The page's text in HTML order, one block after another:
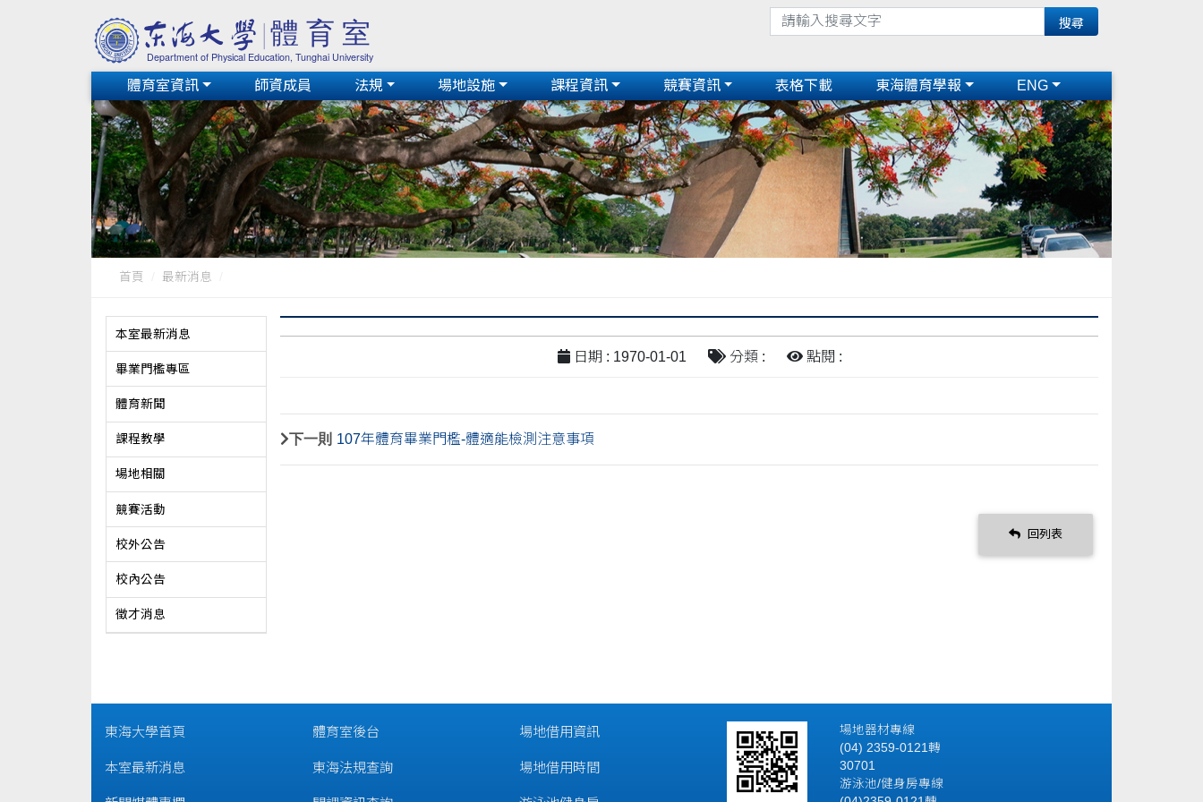
體育室資訊 師資成員 法規 場地設施 課程資訊 競賽資訊 表格下載 東海體育學報 ENG
首頁 最新消息
本室最新消息
畢業門檻專區
體育新聞
課程教學
場地相關
競賽活動
校外公告
校內公告
徵才消息
日期 : 1970-01-01 分類 : 點閱 :
下一則 107年體育畢業門檻-體適能檢測注意事項
回列表
東海大學首頁
本室最新消息
體育室後台
東海法規查詢
場地借用資訊
場地借用時間
場地器材專線
(04) 2359-0121轉
30701
游泳池/健身房專線